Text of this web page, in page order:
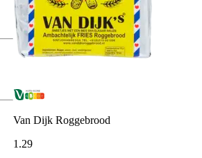
Van Dijk Roggebrood
1.29